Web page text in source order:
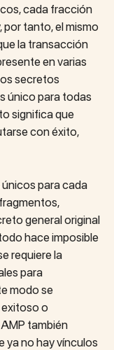
cada fracción
por tanto, el mismo
la transacción
en varias
secretos
único para todas
significa que
con éxito,
para cada
general original
hace imposible
requiere la
para
modo se
o
también
ya no hay vínculos